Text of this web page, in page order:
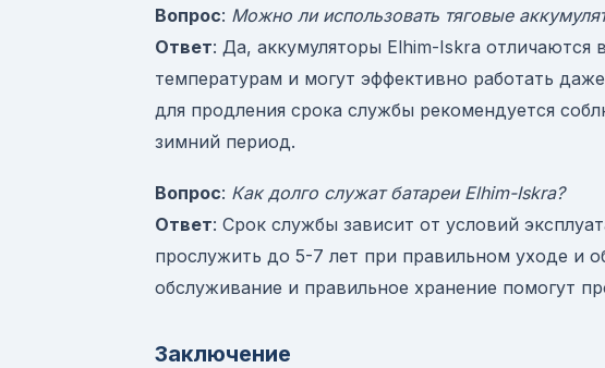
Вопрос: Можно ли использовать тяговые
Ответ: Да, аккумуляторы Elhim-Iskra отличаются
температурам и могут эффективно работать
для продления срока службы рекомендуется
зимний период.
Вопрос: Как долго служат батареи Elhim-Iskra?
Ответ: Срок службы зависит от условий
прослужить до 5-7 лет при правильном уходе и
обслуживание и правильное хранение помогут
Заключение